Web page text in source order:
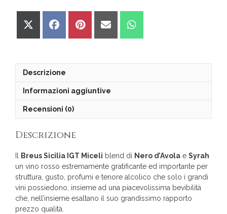
Share
Share
Share
Share
Share
Descrizione
Informazioni aggiuntive
Recensioni (0)
Descrizione
Il Breus Sicilia IGT Miceli blend di Nero d’Avola e Syrah
un vino rosso estremamente gratificante ed importante per
struttura, gusto, profumi e tenore alcolico che solo i grandi
vini possiedono, insieme ad una piacevolissima bevibilità
che, nell’insieme esaltano il suo grandissimo rapporto
prezzo qualità.